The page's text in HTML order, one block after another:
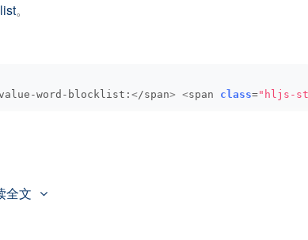
。
word-blocklist: </span> <span class="hljs-
全文